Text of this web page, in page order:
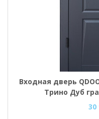
Входная дверь
Трино Дуб
30